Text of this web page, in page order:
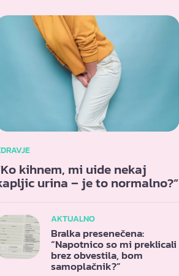
kihnem, mi uide nekaj
urina – je to normalno?”
AKTUALNO
Bralka presenečena:
“Napotnico so mi preklicali
brez obvestila, bom
samoplačnik?”